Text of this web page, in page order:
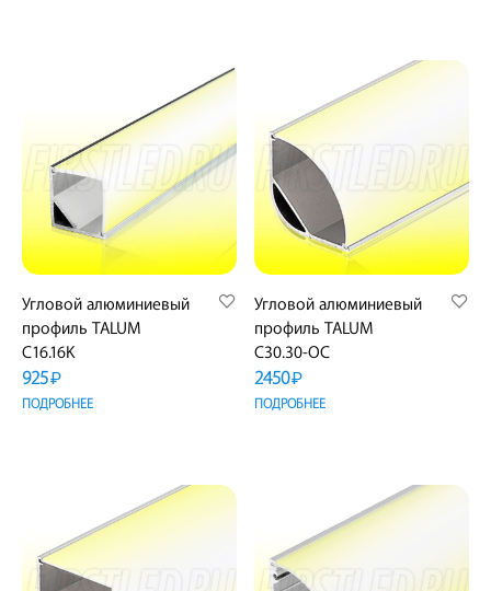
Угловой алюминиевый
профиль TALUM
C16.16K
925₽
ПОДРОБНЕЕ
Угловой алюминиевый
профиль TALUM
C30.30-OC
2450₽
ПОДРОБНЕЕ